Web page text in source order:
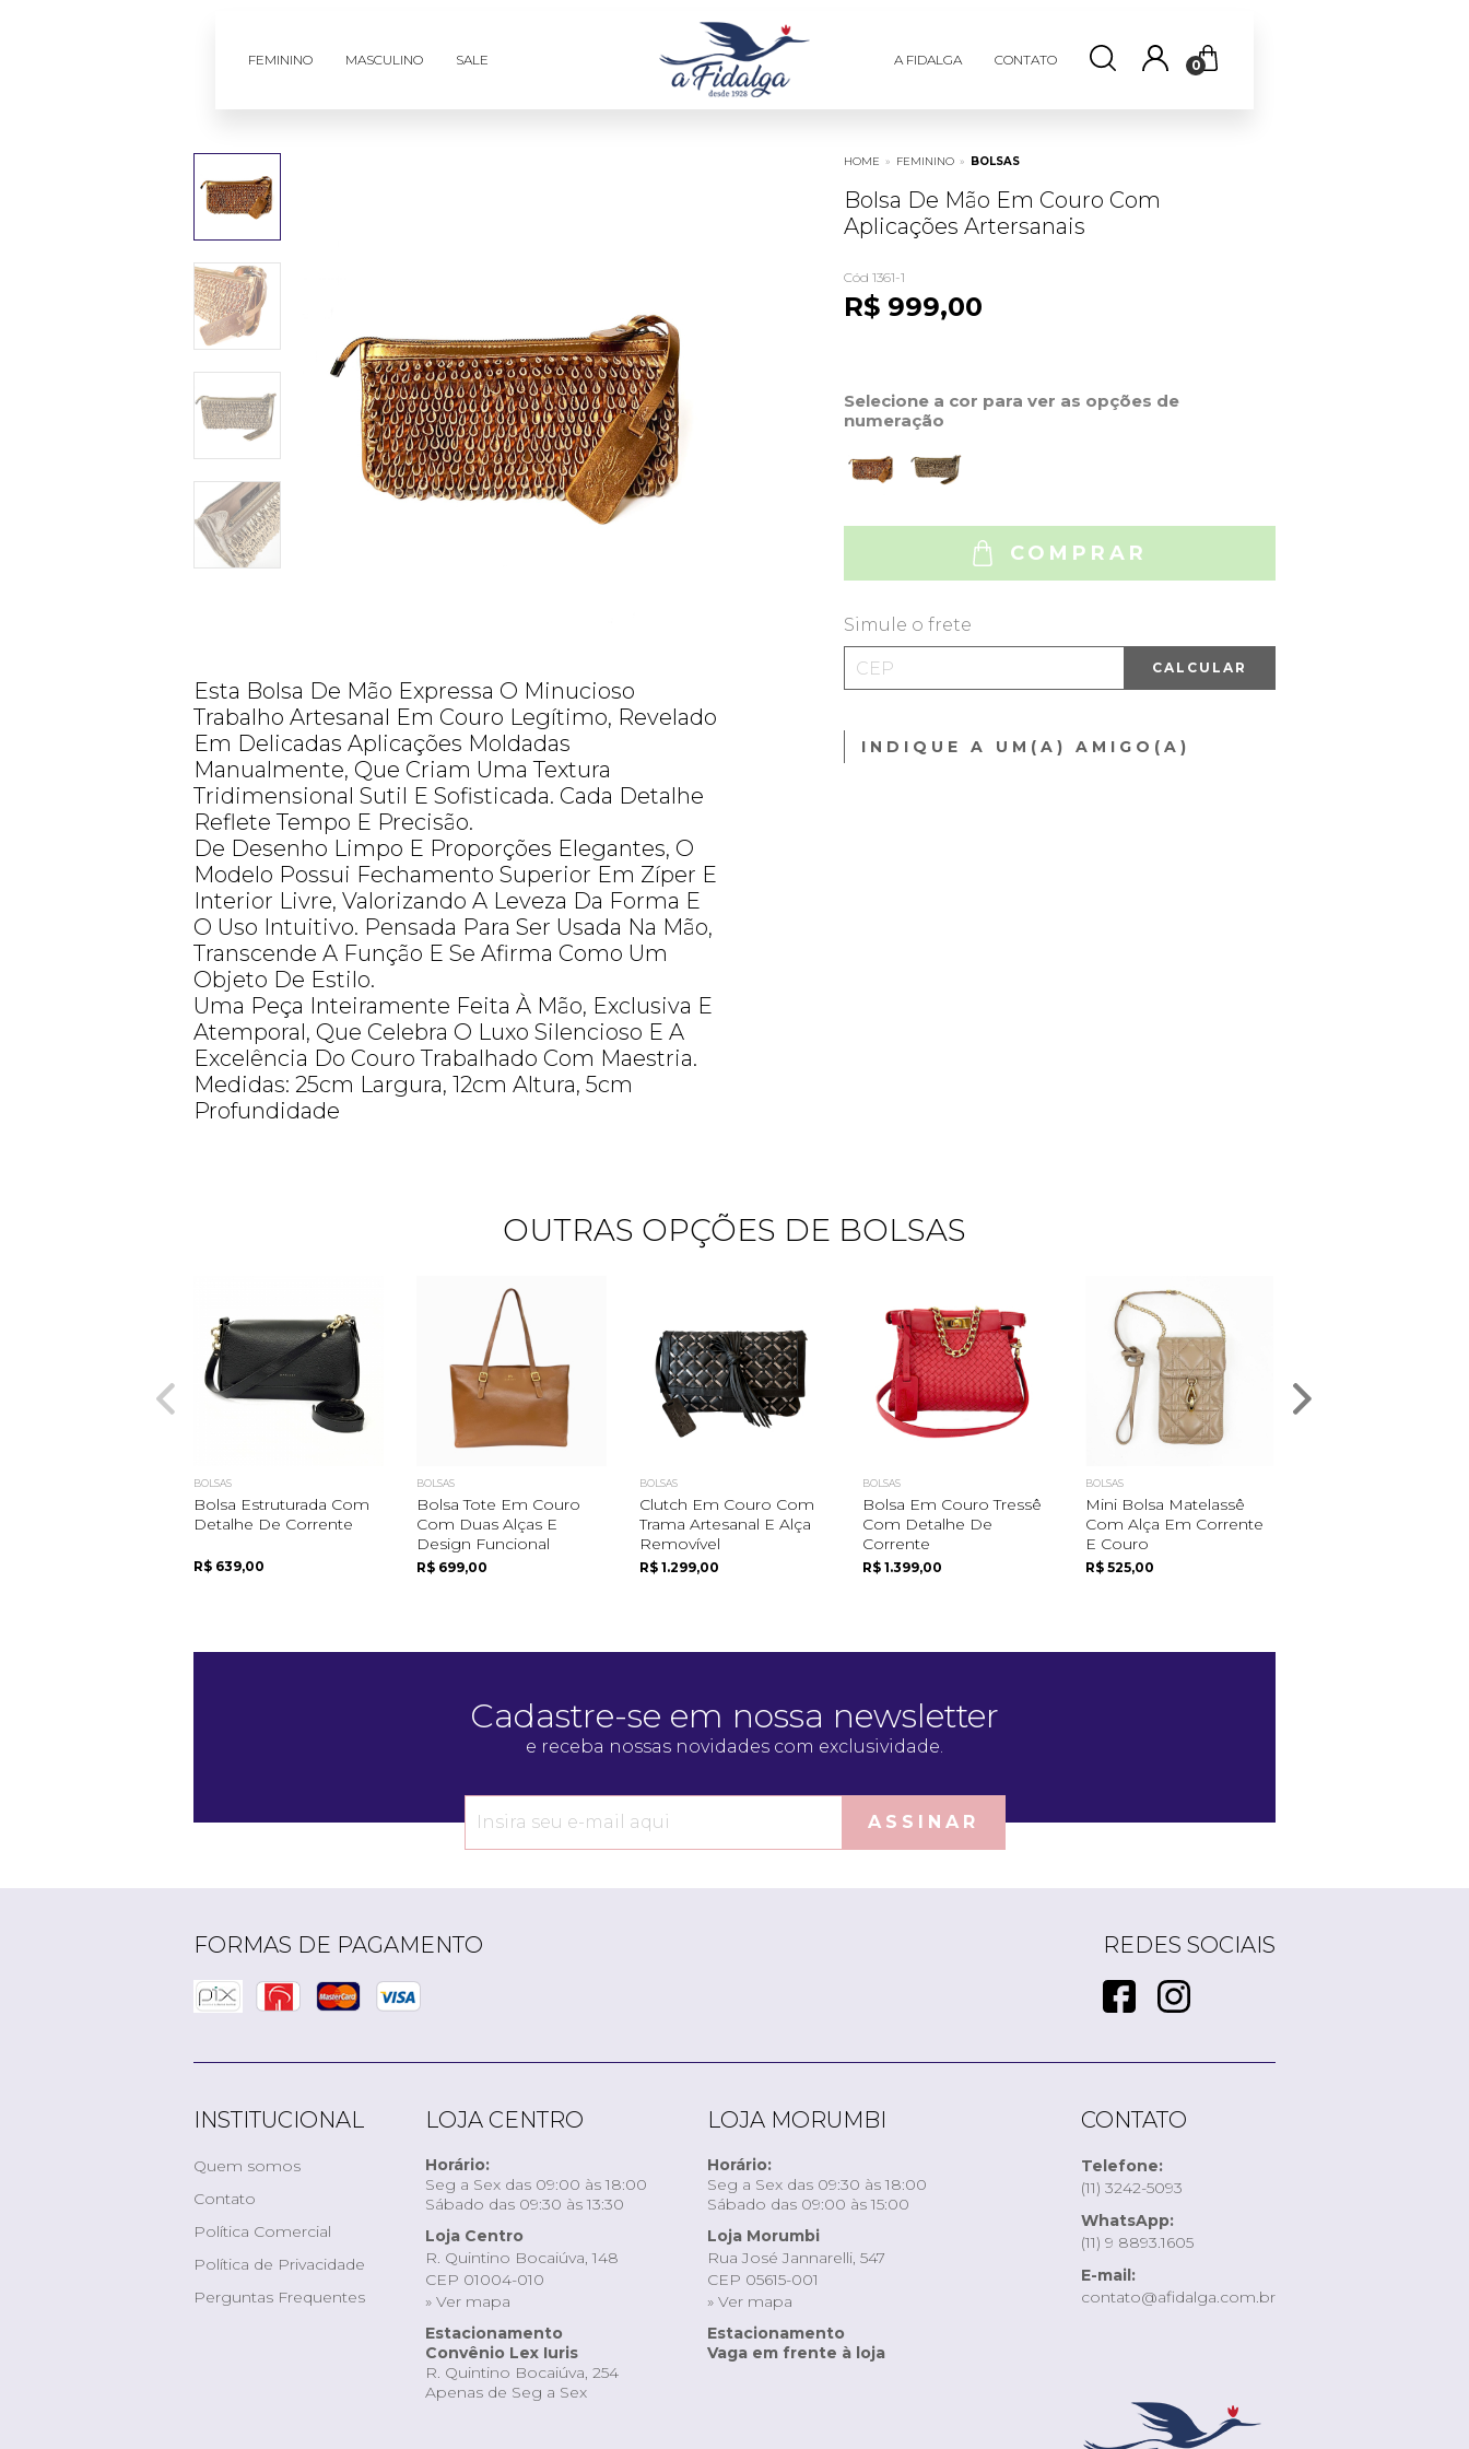
0
FEMININO MASCULINO SALE A FIDALGA CONTATO
Esta Bolsa De Mão Expressa O Minucioso
Trabalho Artesanal Em Couro Legítimo, Revelado
Em Delicadas Aplicações Moldadas
Manualmente, Que Criam Uma Textura
Tridimensional Sutil E Sofisticada. Cada Detalhe
Reflete Tempo E Precisão.
De Desenho Limpo E Proporções Elegantes, O
Modelo Possui Fechamento Superior Em Zíper E
Interior Livre, Valorizando A Leveza Da Forma E
O Uso Intuitivo. Pensada Para Ser Usada Na Mão,
Transcende A Função E Se Afirma Como Um
Objeto De Estilo.
Uma Peça Inteiramente Feita À Mão, Exclusiva E
Atemporal, Que Celebra O Luxo Silencioso E A
Excelência Do Couro Trabalhado Com Maestria.
Medidas: 25cm Largura, 12cm Altura, 5cm
Profundidade
HOME » FEMININO » BOLSAS
Bolsa De Mão Em Couro Com
Aplicações Artersanais
Cód 1361-1
R$ 999,00
Selecione a cor para ver as opções de
numeração
COMPRAR
Simule o frete
CALCULAR
INDIQUE A UM(A) AMIGO(A)
OUTRAS OPÇÕES DE BOLSAS
BOLSAS
Bolsa Estruturada Com
Detalhe De Corrente
R$ 639,00
BOLSAS
Bolsa Tote Em Couro
Com Duas Alças E
Design Funcional
R$ 699,00
BOLSAS
Clutch Em Couro Com
Trama Artesanal E Alça
Removível
R$ 1.299,00
BOLSAS
Bolsa Em Couro Tressê
Com Detalhe De
Corrente
R$ 1.399,00
BOLSAS
Mini Bolsa Matelassê
Com Alça Em Corrente
E Couro
R$ 525,00
Cadastre-se em nossa newsletter
e receba nossas novidades com exclusividade.
ASSINAR
FORMAS DE PAGAMENTO REDES SOCIAIS
INSTITUCIONAL
Quem somos
Contato
Política Comercial
Política de Privacidade
Perguntas Frequentes
LOJA CENTRO
Horário:
Seg a Sex das 09:00 às 18:00
Sábado das 09:30 às 13:30
Loja Centro
R. Quintino Bocaiúva, 148
CEP 01004-010
» Ver mapa
Estacionamento
Convênio Lex Iuris
R. Quintino Bocaiúva, 254
Apenas de Seg a Sex
LOJA MORUMBI
Horário:
Seg a Sex das 09:30 às 18:00
Sábado das 09:00 às 15:00
Loja Morumbi
Rua José Jannarelli, 547
CEP 05615-001
» Ver mapa
Estacionamento
Vaga em frente à loja
CONTATO
Telefone:
(11) 3242-5093
WhatsApp:
(11) 9 8893.1605
E-mail:
contato@afidalga.com.br